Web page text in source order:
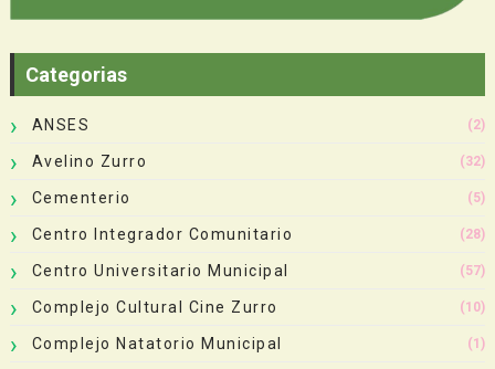
Categorias
ANSES (2)
Avelino Zurro (32)
Cementerio (5)
Centro Integrador Comunitario (28)
Centro Universitario Municipal (57)
Complejo Cultural Cine Zurro (10)
Complejo Natatorio Municipal (1)